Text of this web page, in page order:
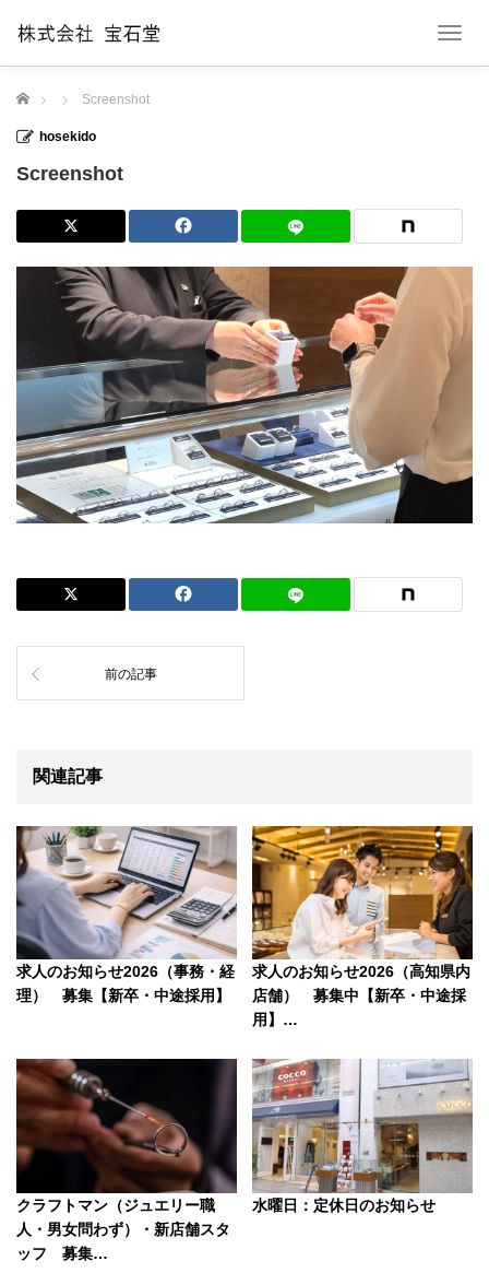
T
v
i
o
n
ホーム Screenshot
hosekido
Screenshot
前の記事
関連記事
求人のお知らせ2026（事務・経
理） 募集【新卒・中途採用】
求人のお知らせ2026（高知県内
店舗） 募集中【新卒・中途採
用】…
クラフトマン（ジュエリー職
人・男女問わず）・新店舗スタ
ッフ 募集…
水曜日：定休日のお知らせ